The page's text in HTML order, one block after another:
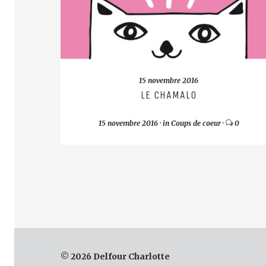
READ MORE
15 novembre 2016
LE CHAMALO
15 novembre 2016· in Coups de coeur· 0
© 2026 Delfour Charlotte